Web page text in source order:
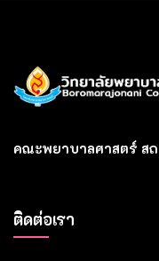
คณะพยาบาลศาสตร์ ส
ติดต่อเรา